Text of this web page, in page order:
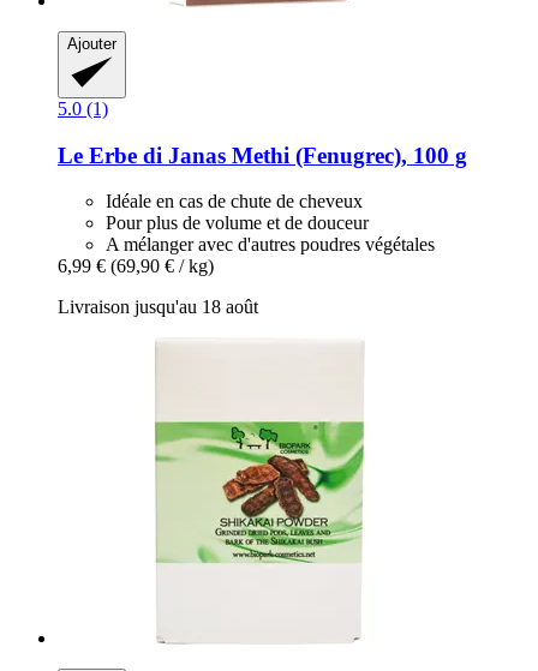
Ajouter
5.0 (1)
Le Erbe di Janas Methi (Fenugrec), 100 g
Idéale en cas de chute de cheveux
Pour plus de volume et de douceur
A mélanger avec d'autres poudres végétales
6,99 € (69,90 € / kg)
Livraison jusqu'au 18 août